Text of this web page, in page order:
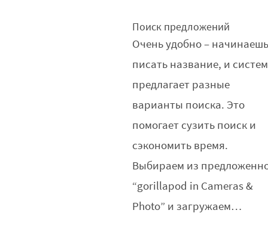
Поиск предложений
Очень удобно –
писать название, и
предлагает разные
варианты поиска. Это
помогает сузить поиск и
сэкономить время.
Выбираем из
“gorillapod in Cameras &
Photo” и загружаем…